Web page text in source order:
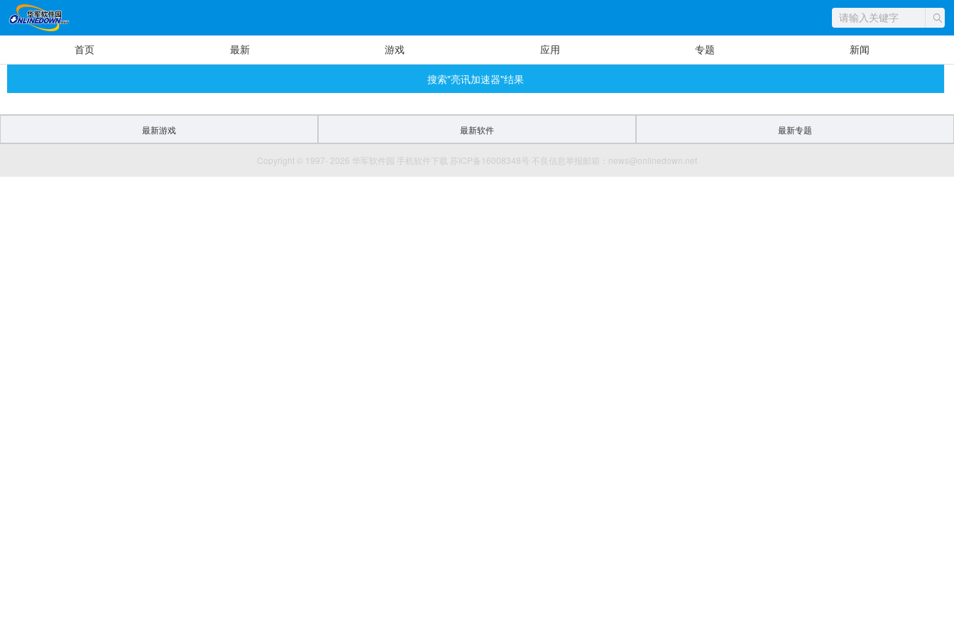
首页 最新 游戏 应用 专题 新闻
搜索"亮讯加速器"结果
最新游戏 最新软件 最新专题
Copyright © 1997- 2026 华军软件园 手机软件下载 苏ICP备16008348号 不良信息举报邮箱：news@onlinedown.net